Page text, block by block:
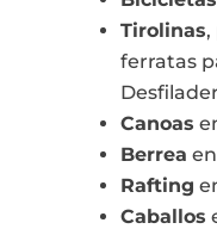
Tirolinas,
ferratas
Canoas
Berrea
Rafting
Caballos